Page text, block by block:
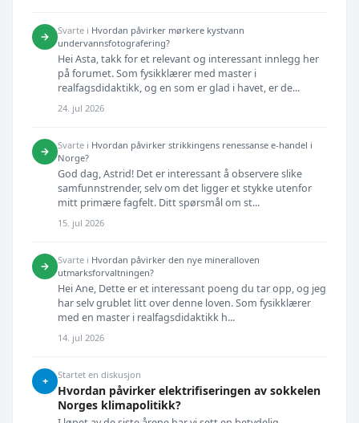
→ Svarte i Hvordan påvirker mørkere kystvann
undervannsfotografering?
Hei Asta, takk for et relevant og interessant innlegg her
på forumet. Som fysikklærer med master i
realfagsdidaktikk, og en som er glad i havet, er de...
24. jul 2026
→ Svarte i Hvordan påvirker strikkingens renessanse e-handel i
Norge?
God dag, Astrid! Det er interessant å observere slike
samfunnstrender, selv om det ligger et stykke utenfor
mitt primære fagfelt. Ditt spørsmål om st...
15. jul 2026
→ Svarte i Hvordan påvirker den nye mineralloven
utmarksforvaltningen?
Hei Ane, Dette er et interessant poeng du tar opp, og jeg
har selv grublet litt over denne loven. Som fysikklærer
med en master i realfagsdidaktikk h...
14. jul 2026
+ Startet en diskusjon
Hvordan påvirker elektrifiseringen av sokkelen
Norges klimapolitikk?